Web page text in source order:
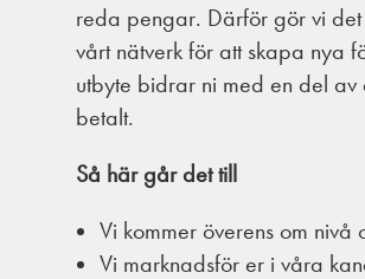
reda pengar. Därför gör vi
vårt nätverk för att skapa nya
utbyte bidrar ni med en del av
betalt.
Så här går det till
Vi kommer överens om nivå
Vi marknadsför er i våra